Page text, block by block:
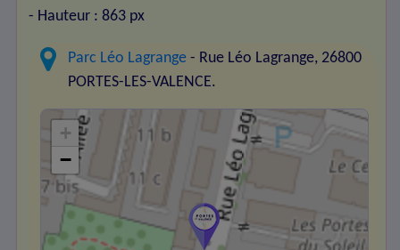
- Hauteur : 863 px
Parc Léo Lagrange - Rue Léo Lagrange, 26800
PORTES-LES-VALENCE.
+
−